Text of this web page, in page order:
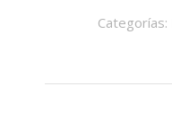
Categorías: